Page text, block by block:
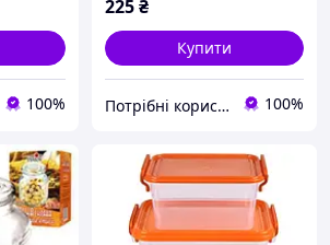
100%
225₴
Купити
Потрібні корисності 100%